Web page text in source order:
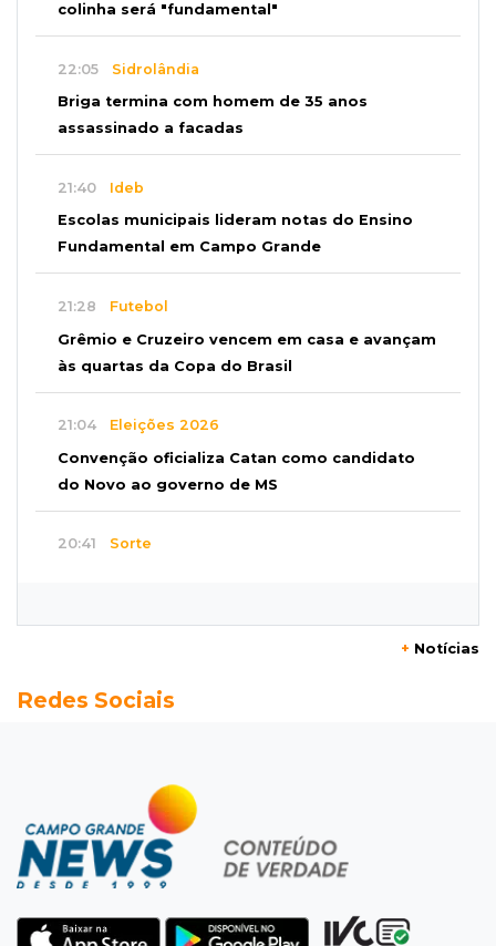
colinha será "fundamental"
22:05 Sidrolândia
Briga termina com homem de 35 anos
assassinado a facadas
21:40 Ideb
Escolas municipais lideram notas do Ensino
Fundamental em Campo Grande
21:28 Futebol
Grêmio e Cruzeiro vencem em casa e avançam
às quartas da Copa do Brasil
21:04 Eleições 2026
Convenção oficializa Catan como candidato
do Novo ao governo de MS
20:41 Sorte
Com 11 gatos, morador pede fim do abandono
Ex-PM deixa prisão para tratamento médico 5
meses após ser capturado
Júri condena a 25 anos homem que atropelou
+ Notícias
Redes Sociais